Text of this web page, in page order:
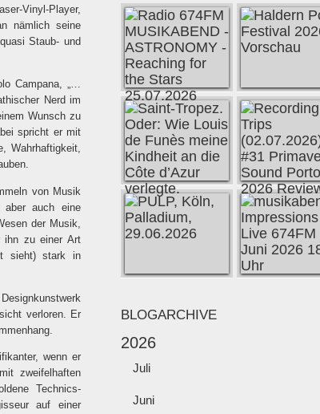
Vinyl-Player,
nämlich seine
Staub- und
Campana, „…
Nerd im
Wunsch zu
spricht er mit
Wahrhaftigkeit,
von Musik
aber auch eine
der Musik,
ihn zu einer Art
sieht) stark in
verloren. Er
wenn er
zweifelhaften
Technics-
auf einer
BLOGARCHIVE
2026
Juli
Juni